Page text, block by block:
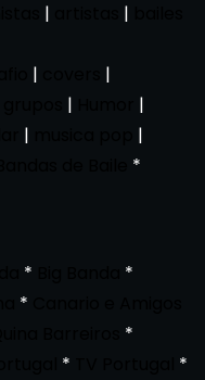
| |
|
|
|
|
|
|
*
*
*
*
*
*
*